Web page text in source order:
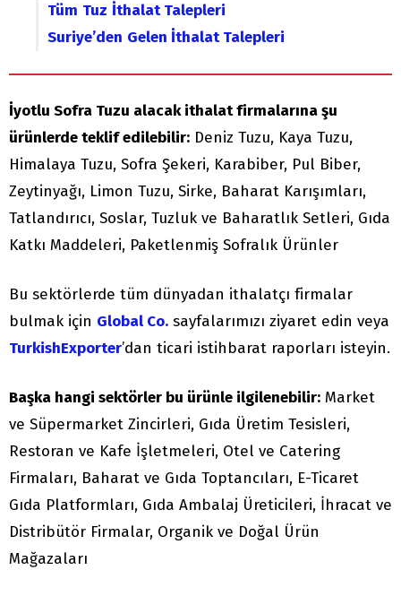
Tüm Tuz İthalat Talepleri
Suriye’den Gelen İthalat Talepleri
İyotlu Sofra Tuzu alacak ithalat firmalarına şu
ürünlerde teklif edilebilir: Deniz Tuzu, Kaya Tuzu,
Himalaya Tuzu, Sofra Şekeri, Karabiber, Pul Biber,
Zeytinyağı, Limon Tuzu, Sirke, Baharat Karışımları,
Tatlandırıcı, Soslar, Tuzluk ve Baharatlık Setleri, Gıda
Katkı Maddeleri, Paketlenmiş Sofralık Ürünler
Bu sektörlerde tüm dünyadan ithalatçı firmalar
bulmak için Global Co. sayfalarımızı ziyaret edin veya
TurkishExporter’dan ticari istihbarat raporları isteyin.
Başka hangi sektörler bu ürünle ilgilenebilir: Market
ve Süpermarket Zincirleri, Gıda Üretim Tesisleri,
Restoran ve Kafe İşletmeleri, Otel ve Catering
Firmaları, Baharat ve Gıda Toptancıları, E-Ticaret
Gıda Platformları, Gıda Ambalaj Üreticileri, İhracat ve
Distribütör Firmalar, Organik ve Doğal Ürün
Mağazaları